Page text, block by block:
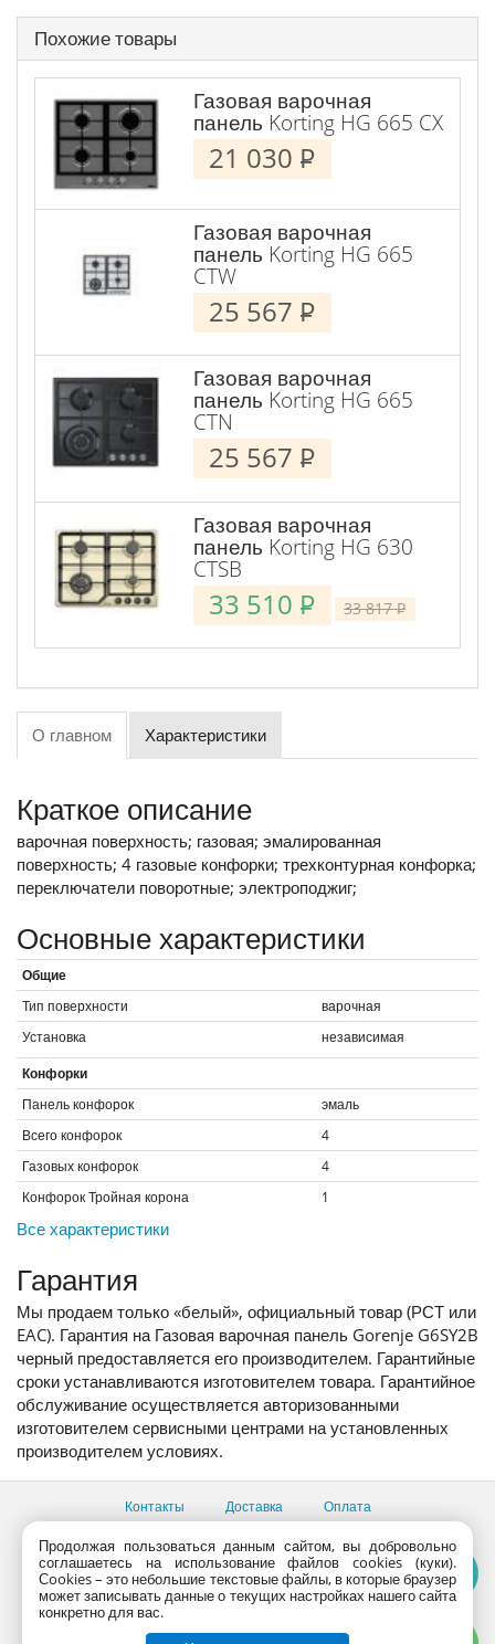
Похожие товары
Газовая варочная
панель Korting HG 665 CX
21 030 P
Газовая варочная
панель Korting HG 665
CTW
25 567 P
Газовая варочная
панель Korting HG 665
CTN
25 567 P
Газовая варочная
панель Korting HG 630
CTSB
33 510 P 33 817P
О главном Характеристики
Краткое описание
варочная поверхность; газовая; эмалированная
поверхность; 4 газовые конфорки; трехконтурная конфорка;
переключатели поворотные; электроподжиг;
Основные характеристики
Общие
Тип поверхности
варочная
Установка
независимая
Конфорки
Панель конфорок
эмаль
Всего конфорок
4
Газовых конфорок
4
Конфорок Тройная корона
1
Все характеристики
Гарантия
Мы продаем только «белый», официальный товар (РСТ или
EAC). Гарантия на Газовая варочная панель Gorenje G6SY2B
черный предоставляется его производителем. Гарантийные
сроки устанавливаются изготовителем товара. Гарантийное
обслуживание осуществляется авторизованными
изготовителем сервисными центрами на установленных
производителем условиях.
Контакты Доставка Оплата
Все пункты выдачи
Консультации продавцов по телефону:+7 (495) 795-09-03,
+7 (800) 775-09-03
PlanetaShop.ru © 2000 - 2017 | Все права защищены
Продолжая пользоваться данным сайтом, вы добровольно
соглашаетесь на использование файлов cookies (куки).
Сookies – это небольшие текстовые файлы, в которые браузер
может записывать данные о текущих настройках нашего сайта
конкретно для вас.